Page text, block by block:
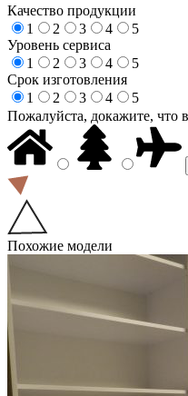
Качество продукции
1
2 3 4
5
Уровень сервиса
1
2 3 4
5
Срок изготовления
1
2 3 4
5
Пожалуйста, докажите, что
Похожие модели